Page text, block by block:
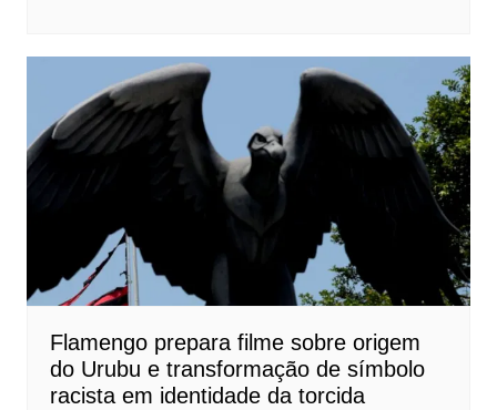
Flamengo prepara filme sobre origem
do Urubu e transformação de símbolo
racista em identidade da torcida